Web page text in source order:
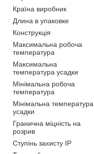
Країна виробник
Длина в упаковке
Конструкція
Максимальна робоча
температура
Максимальна
температура усадки
Мінімальна робоча
температура
Мінімальна температура
усадки
Гранична міцність на
розрив
Ступінь захисту IP